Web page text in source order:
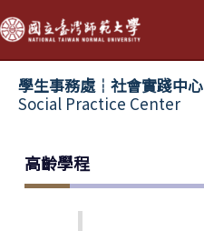
跳
至
主
學生事務處┆社會實踐中心
Social Practice Center
高齡學程